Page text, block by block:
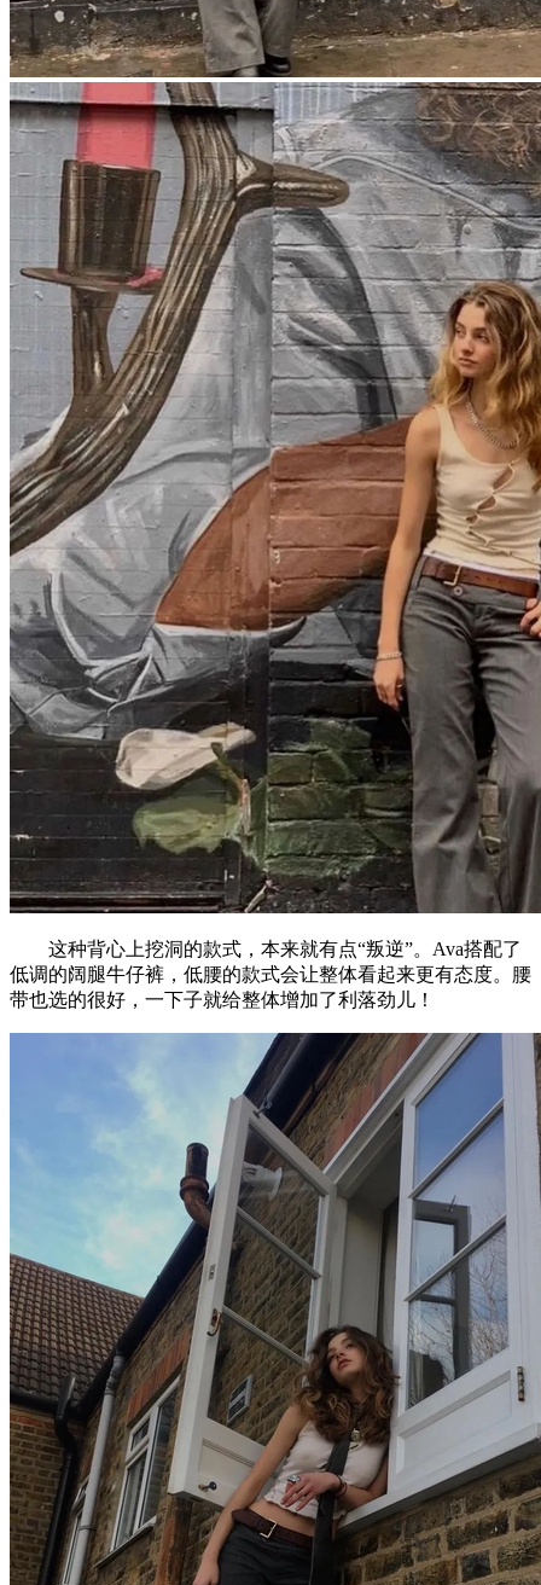
这种背心上挖洞的款式，本来就有点“叛逆”。Ava搭配了
低调的阔腿牛仔裤，低腰的款式会让整体看起来更有态度。腰
带也选的很好，一下子就给整体增加了利落劲儿！